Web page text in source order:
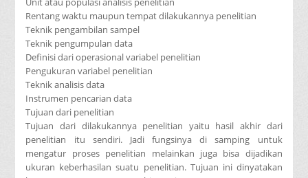
Rentang waktu maupun tempat dilakukannya penelitian
Teknik pengambilan sampel
Teknik pengumpulan data
Definisi dari operasional variabel penelitian
Pengukuran variabel penelitian
Teknik analisis data
Instrumen pencarian data
Tujuan dari penelitian
Tujuan dari dilakukannya penelitian yaitu hasil akhir dari
penelitian itu sendiri. Jadi fungsinya di samping untuk
mengatur proses penelitian melainkan juga bisa dijadikan
ukuran keberhasilan suatu penelitian. Tujuan ini dinyatakan